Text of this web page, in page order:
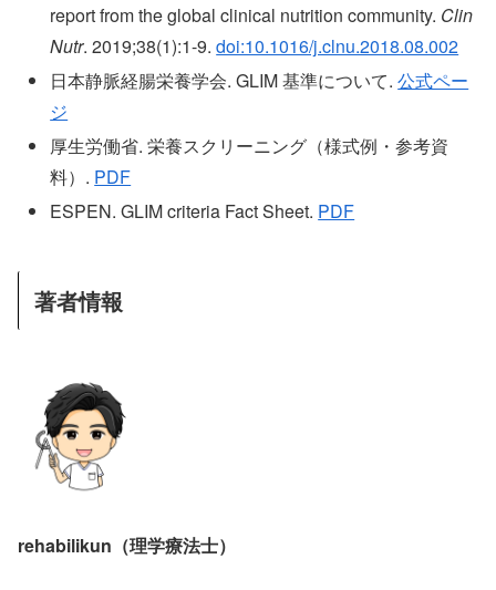
report from the global clinical nutrition community. Clin
Nutr. 2019;38(1):1-9.doi:10.1016/j.clnu.2018.08.002
日本静脈経腸栄養学会. GLIM 基準について.公式ペー
ジ
厚生労働省. 栄養スクリーニング（様式例・参考資
料）. PDF
ESPEN. GLIM criteria Fact Sheet. PDF
著者情報
rehabilikun（理学療法士）